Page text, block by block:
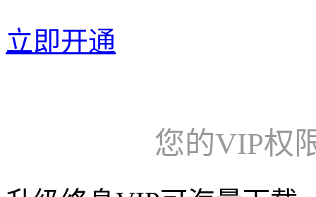
立即开通
您的VIP权